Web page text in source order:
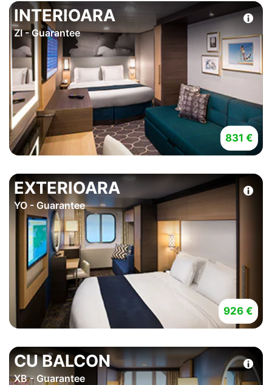
INTERIOARA
ZI - Guarantee
831 €
EXTERIOARA
YO - Guarantee
926 €
CU BALCON
XB - Guarantee